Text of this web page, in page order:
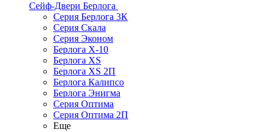
Сейф-Двери Берлога
Серия Берлога 3К
Серия Скала
Серия Эконом
Берлога X-10
Берлога XS
Берлога XS 2П
Берлога Калипсо
Берлога Энигма
Серия Оптима
Серия Оптима 2П
Еще